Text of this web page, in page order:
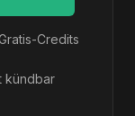
Credits
kündbar